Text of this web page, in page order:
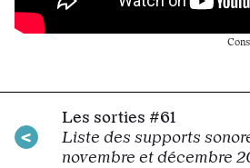
Les sorties #61
Liste des supports
novembre et décembre